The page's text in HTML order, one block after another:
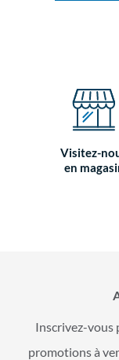
Visitez-
en
Inscrivez-vous
promotions à